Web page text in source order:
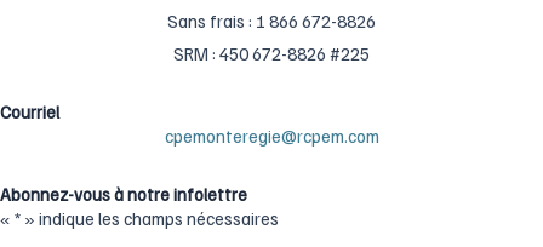
Sans frais : ‍1 866 ‍672-8826
SRM : 450 672-8826 #225
Courriel
cpemonteregie@rcpem.com
Abonnez-vous à notre infolettre
« * » indique les champs nécessaires